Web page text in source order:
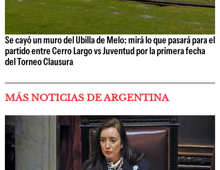
Se cayó un muro del Ubilla de Melo: mirá lo que pasará para el
partido entre Cerro Largo vs Juventud por la primera fecha
del Torneo Clausura
MÁS NOTICIAS DE ARGENTINA